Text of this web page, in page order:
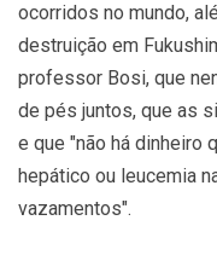
ocorridos no mundo,
destruição em
professor Bosi, que
de pés juntos, que as
e que "não há dinheiro
hepático ou leucemia
vazamentos".